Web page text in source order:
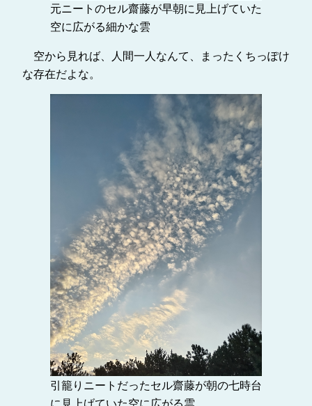
元ニートのセル齋藤が早朝に見上げていた
空に広がる細かな雲
空から見れば、人間一人なんて、まったくちっぽけ
な存在だよな。
引籠りニートだったセル齋藤が朝の七時台